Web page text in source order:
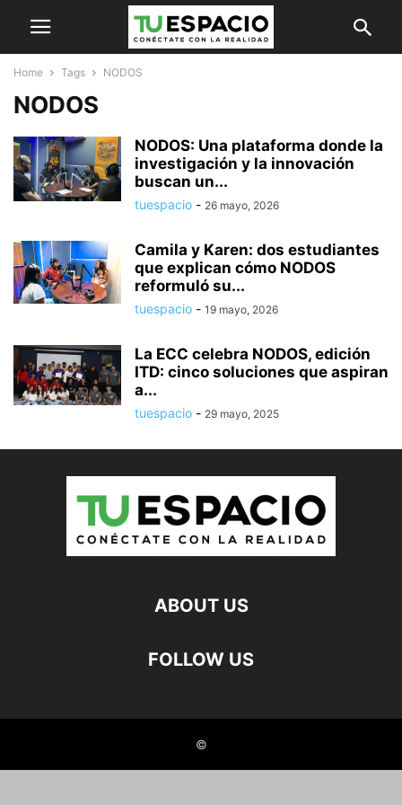
Home Tags NODOS
NODOS
NODOS: Una plataforma donde la
investigación y la innovación
buscan un...
tuespacio - 26 mayo, 2026
Camila y Karen: dos estudiantes
que explican cómo NODOS
reformuló su...
tuespacio - 19 mayo, 2026
La ECC celebra NODOS, edición
ITD: cinco soluciones que aspiran
a...
tuespacio - 29 mayo, 2025
ABOUT US
FOLLOW US
©